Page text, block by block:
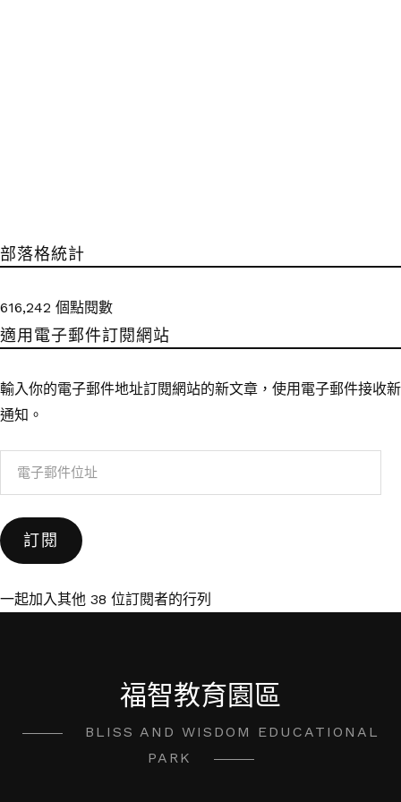
部落格統計
616,242 個點閱數
適用電子郵件訂閱網站
輸入你的電子郵件地址訂閱網站的新文章，使用電子郵件接收新
通知。
件
位
訂閱
一起加入其他 38 位訂閱者的行列
福智教育園區
BLISS AND WISDOM EDUCATIONAL
PARK